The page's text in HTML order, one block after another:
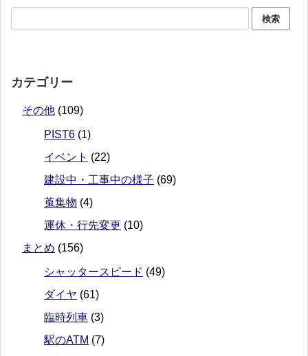
カテゴリー
その他 (109)
PIST6 (1)
イベント (22)
建設中・工事中の様子 (69)
蒐集物 (4)
運休・行先変更 (10)
まとめ (156)
シャッタースピード (49)
ダイヤ (61)
臨時列車 (3)
駅のATM (7)